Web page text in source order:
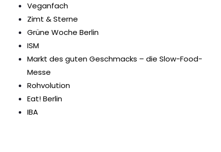
Veganfach
Zimt & Sterne
Grüne Woche Berlin
ISM
Markt des guten Geschmacks – die Slow-Food-
Messe
Rohvolution
Eat! Berlin
IBA